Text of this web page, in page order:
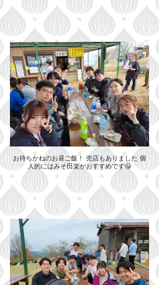
お待ちかねのお昼ご飯！ 売店もありました 個
人的にはみそ田楽がおすすめです🤤